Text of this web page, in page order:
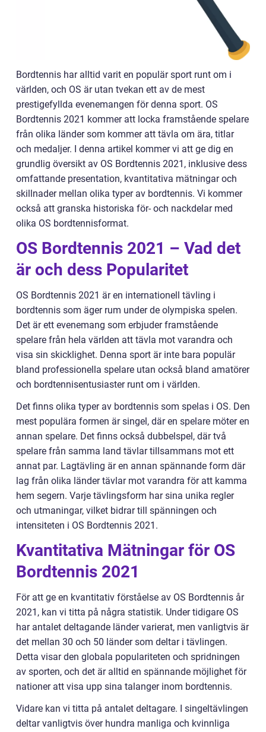
Bordtennis har alltid varit en populär sport runt om i
världen, och OS är utan tvekan ett av de mest
prestigefyllda evenemangen för denna sport. OS
Bordtennis 2021 kommer att locka framstående spelare
från olika länder som kommer att tävla om ära, titlar
och medaljer. I denna artikel kommer vi att ge dig en
grundlig översikt av OS Bordtennis 2021, inklusive dess
omfattande presentation, kvantitativa mätningar och
skillnader mellan olika typer av bordtennis. Vi kommer
också att granska historiska för- och nackdelar med
olika OS bordtennisformat.
OS Bordtennis 2021 – Vad det
är och dess Popularitet
OS Bordtennis 2021 är en internationell tävling i
bordtennis som äger rum under de olympiska spelen.
Det är ett evenemang som erbjuder framstående
spelare från hela världen att tävla mot varandra och
visa sin skicklighet. Denna sport är inte bara populär
bland professionella spelare utan också bland amatörer
och bordtennisentusiaster runt om i världen.
Det finns olika typer av bordtennis som spelas i OS. Den
mest populära formen är singel, där en spelare möter en
annan spelare. Det finns också dubbelspel, där två
spelare från samma land tävlar tillsammans mot ett
annat par. Lagtävling är en annan spännande form där
lag från olika länder tävlar mot varandra för att kamma
hem segern. Varje tävlingsform har sina unika regler
och utmaningar, vilket bidrar till spänningen och
intensiteten i OS Bordtennis 2021.
Kvantitativa Mätningar för OS
Bordtennis 2021
För att ge en kvantitativ förståelse av OS Bordtennis år
2021, kan vi titta på några statistik. Under tidigare OS
har antalet deltagande länder varierat, men vanligtvis är
det mellan 30 och 50 länder som deltar i tävlingen.
Detta visar den globala populariteten och spridningen
av sporten, och det är alltid en spännande möjlighet för
nationer att visa upp sina talanger inom bordtennis.
Vidare kan vi titta på antalet deltagare. I singeltävlingen
deltar vanligtvis över hundra manliga och kvinnliga